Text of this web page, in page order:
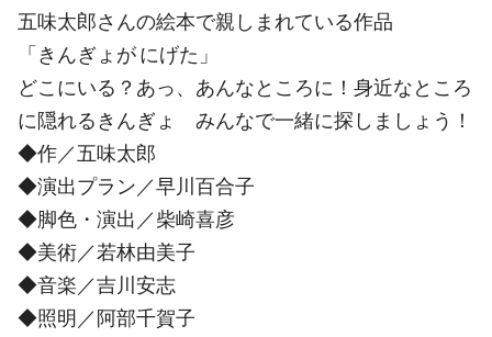
五味太郎さんの絵本で親しまれている作品
「きんぎょが にげた」
どこにいる？あっ、あんなところに！身近なところ
に隠れるきんぎょ みんなで一緒に探しましょう！
◆作／五味太郎
◆演出プラン／早川百合子
◆脚色・演出／柴崎喜彦
◆美術／若林由美子
◆音楽／吉川安志
◆照明／阿部千賀子